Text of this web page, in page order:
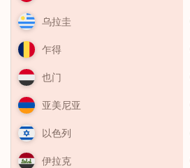
乌拉圭
乍得
也门
亚美尼亚
以色列
伊拉克